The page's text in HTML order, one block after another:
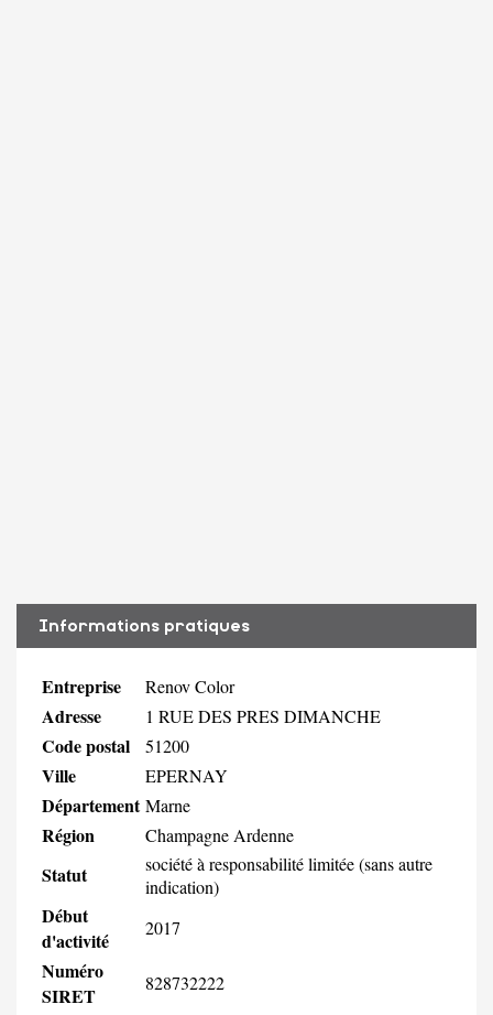
Informations pratiques
Entreprise Renov Color
Adresse 1 RUE DES PRES DIMANCHE
Code postal 51200
Ville EPERNAY
Département Marne
Région Champagne Ardenne
Statut
société à responsabilité limitée (sans autre
indication)
Début
d'activité
2017
Numéro
SIRET
828732222